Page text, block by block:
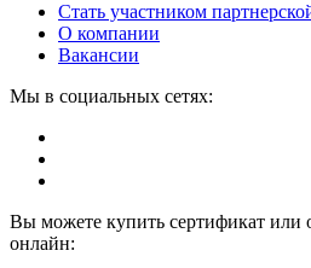
Стать участником
О компании
Вакансии
Мы в социальных сетях:
Вы можете купить сертификат или
онлайн: